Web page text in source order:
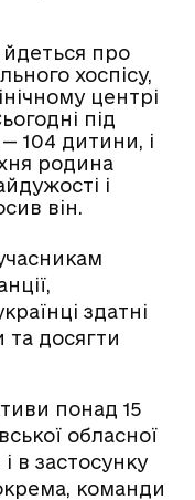
йдеться про
хоспісу,
центрі
під
104 дитини, і
родина
і
він.
здатні
та досягти
понад 15
обласної
в застосунку
команди